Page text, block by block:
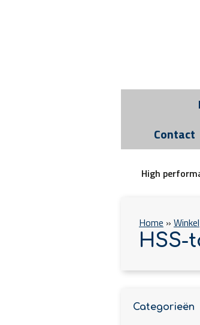
Contact
High
Home » Winkel
HSS-
Categorieën